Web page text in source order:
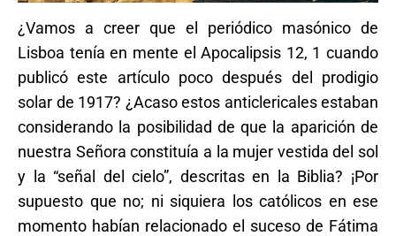
¿Vamos a creer que el periódico masónico de
Lisboa tenía en mente el Apocalipsis 12, 1 cuando
publicó este artículo poco después del prodigio
solar de 1917? ¿Acaso estos anticlericales estaban
considerando la posibilidad de que la aparición de
nuestra Señora constituía a la mujer vestida del sol
y la “señal del cielo”, descritas en la Biblia? ¡Por
supuesto que no; ni siquiera los católicos en ese
momento habían relacionado el suceso de Fátima